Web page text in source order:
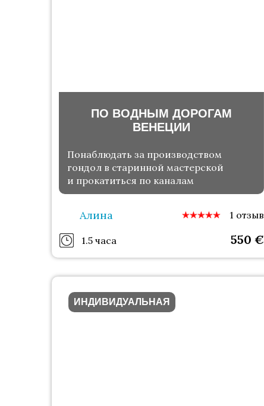
ПО ВОДНЫМ ДОРОГАМ
ВЕНЕЦИИ
Понаблюдать за производством
гондол в старинной мастерской
и прокатиться по каналам
Алина 1 отзыв
1.5 часа 550 €
ИНДИВИДУАЛЬНАЯ